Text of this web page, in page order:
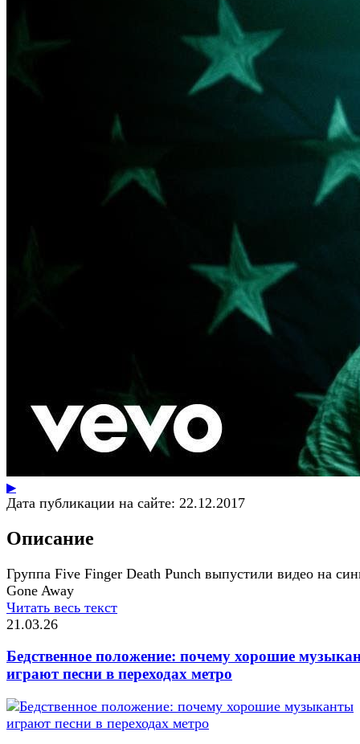
▶
Дата публикации на сайте: 22.12.2017
Описание
Группа Five Finger Death Punch выпустили видео на
Gone Away
Читать весь текст
21.03.26
Бедственное положение: почему хорошие
играют песни в переходах метро